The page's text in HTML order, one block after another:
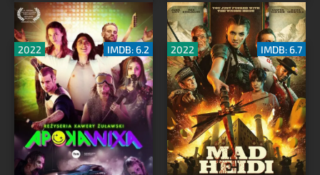
Апокалипсис Безумная Хайди
2022 IMDB: 6.2 2022 IMDB: 6.7